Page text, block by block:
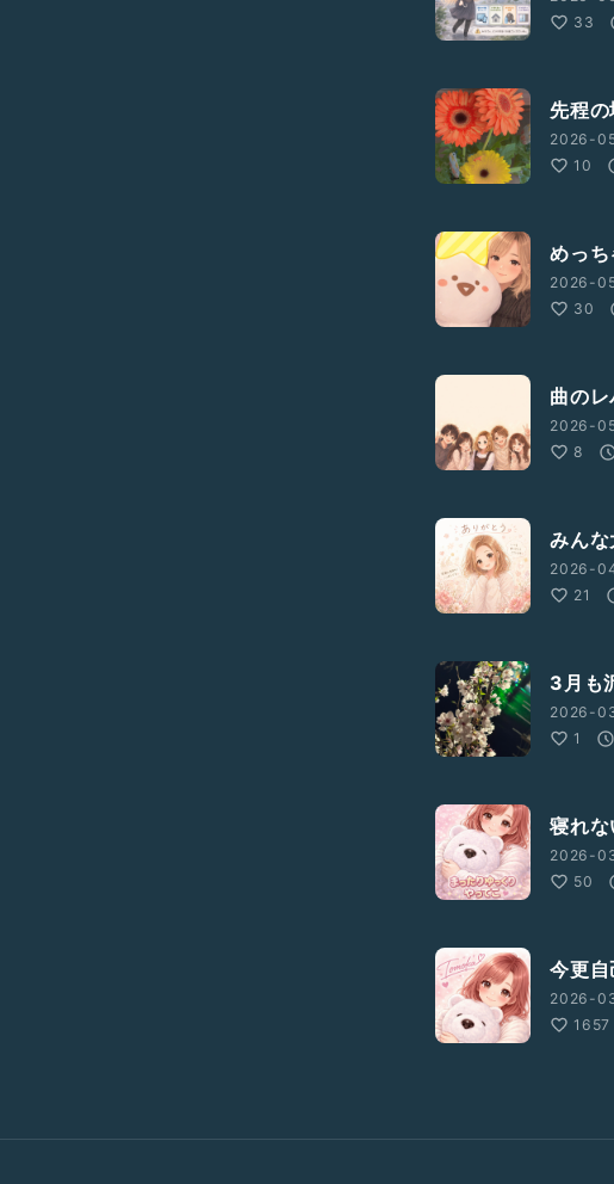
33
先程
2026-
10
めっ
2026-
30
曲の
2026-
8
みんな
2026-
21
3月も
2026-
1
寝れ
2026-
50
今更
2026-
1657